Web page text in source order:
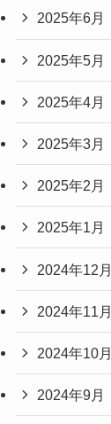
2025年6月
2025年5月
2025年4月
2025年3月
2025年2月
2025年1月
2024年12月
2024年11月
2024年10月
2024年9月